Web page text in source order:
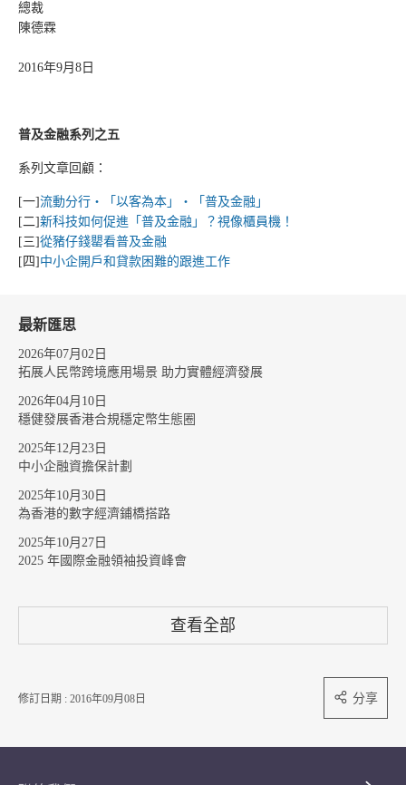
總裁
陳德霖
2016年9月8日
普及金融系列之五
系列文章回顧：
[一]流動分行‧「以客為本」‧「普及金融」
[二]新科技如何促進「普及金融」？視像櫃員機！
[三]從豬仔錢罌看普及金融
[四] 中小企開戶和貸款困難的跟進工作
最新匯思
2026年07月02日
拓展人民幣跨境應用場景 助力實體經濟發展
2026年04月10日
穩健發展香港合規穩定幣生態圈
2025年12月23日
中小企融資擔保計劃
2025年10月30日
為香港的數字經濟鋪橋搭路
2025年10月27日
2025 年國際金融領袖投資峰會
查看全部
修訂日期 : 2016年09月08日 分享